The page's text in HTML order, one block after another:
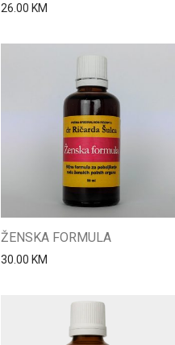
26.00 KM
ŽENSKA FORMULA
30.00 KM